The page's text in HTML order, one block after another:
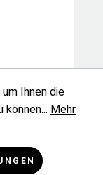
Ihnen die
Mehr